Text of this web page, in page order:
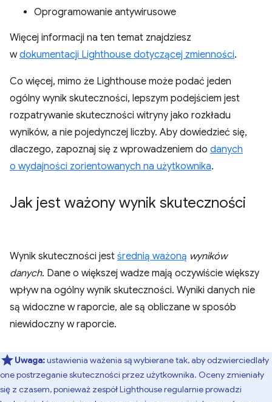
Oprogramowanie antywirusowe
Więcej informacji na ten temat znajdziesz
wdokumentacji Lighthouse dotyczącej zmienności.
Co więcej, mimo że Lighthouse może podać jeden
ogólny wynik skuteczności, lepszym podejściem jest
rozpatrywanie skuteczności witryny jako rozkładu
wyników, a nie pojedynczej liczby. Aby dowiedzieć się,
dlaczego, zapoznaj się z wprowadzeniem do danych
o wydajności zorientowanych na użytkownika.
Jak jest ważony wynik skuteczności
Wynik skuteczności jest średnią ważoną wyników
danych. Dane o większej wadze mają oczywiście większy
wpływ na ogólny wynik skuteczności. Wyniki danych nie
są widoczne w raporcie, ale są obliczane w sposób
niewidoczny w raporcie.
Uwaga:ustawienia ważenia są wybierane tak, aby odzwierciedlały
one postrzeganie skuteczności przez użytkownika. Oceny zmieniały
się z czasem, ponieważ zespół Lighthouse regularnie prowadzi